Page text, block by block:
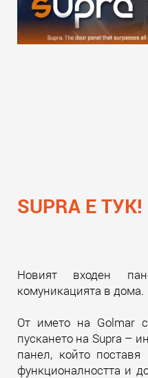
SUPRA Е ТУК!
Новият входен
комуникацията в дома.
От името на Golmar
пускането на Supra –
панел, който
функционалността и